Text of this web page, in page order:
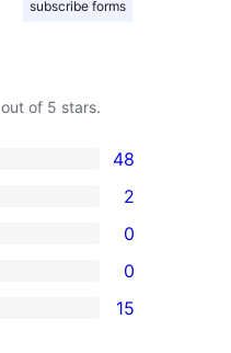
subscribe forms
out of 5 stars.
48
2
0
0
15